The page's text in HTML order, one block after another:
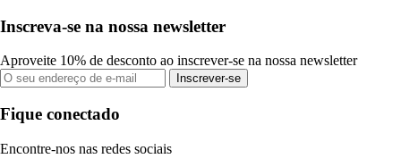
Inscreva-se na nossa newsletter
Aproveite 10% de desconto ao inscrever-se na nossa newsletter
Inscrever-se
Fique conectado
Encontre-nos nas redes sociais